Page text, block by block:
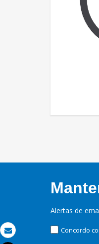
Email
Alertas de
Concordo